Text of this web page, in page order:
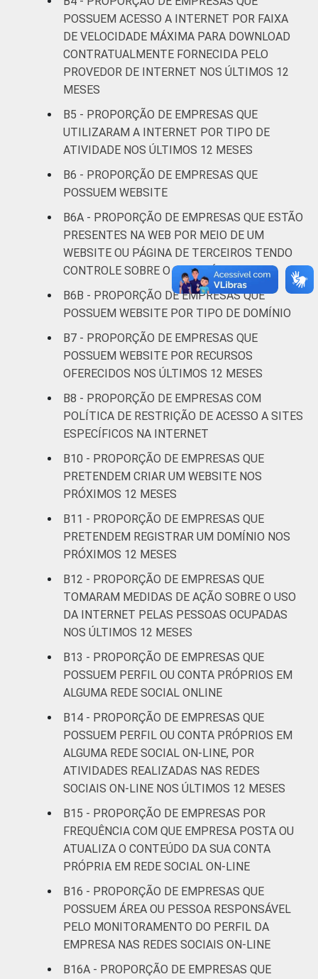
Alojamento e
alimentação
99 1
Informação e
Comunicação
100 0
Atividades
imobiliárias;
Atividades
científicas e
técnicas;
Atividades
administrativas
e serviços
complementares
Artes, cultura,
esporte e
recreação,
Outras
atividades de
99
* Base: 6929 empresas que declararam ter
acesso à Internet, com 10 ou mais pessoas
ocupadas, que constituem os seguintes
segmentos da CNAE 2.0 (C, F, G, H, I, J, L, M,
N, R e S). Respostas estimuladas. Dados
dezembro de 2015.
POSSUEM ACESSO A INTERNET POR FAIXA
DE VELOCIDADE MÁXIMA PARA DOWNLOAD
CONTRATUALMENTE FORNECIDA PELO
PROVEDOR DE INTERNET NOS ÚLTIMOS 12
MESES
B5 - PROPORÇÃO DE EMPRESAS QUE
UTILIZARAM A INTERNET POR TIPO DE
ATIVIDADE NOS ÚLTIMOS 12 MESES
B6 - PROPORÇÃO DE EMPRESAS QUE
POSSUEM WEBSITE
B6A - PROPORÇÃO DE EMPRESAS QUE ESTÃO
PRESENTES NA WEB POR MEIO DE UM
WEBSITE OU PÁGINA DE TERCEIROS TENDO
CONTROLE SOBRE O CONTEÚDO
B6B - PROPORÇÃO DE EMPRESAS QUE
POSSUEM WEBSITE POR TIPO DE DOMÍNIO
B7 - PROPORÇÃO DE EMPRESAS QUE
POSSUEM WEBSITE POR RECURSOS
OFERECIDOS NOS ÚLTIMOS 12 MESES
B8 - PROPORÇÃO DE EMPRESAS COM
POLÍTICA DE RESTRIÇÃO DE ACESSO A SITES
ESPECÍFICOS NA INTERNET
B10 - PROPORÇÃO DE EMPRESAS QUE
PRETENDEM CRIAR UM WEBSITE NOS
PRÓXIMOS 12 MESES
B11 - PROPORÇÃO DE EMPRESAS QUE
PRETENDEM REGISTRAR UM DOMÍNIO NOS
PRÓXIMOS 12 MESES
B12 - PROPORÇÃO DE EMPRESAS QUE
TOMARAM MEDIDAS DE AÇÃO SOBRE O USO
DA INTERNET PELAS PESSOAS OCUPADAS
NOS ÚLTIMOS 12 MESES
B13 - PROPORÇÃO DE EMPRESAS QUE
POSSUEM PERFIL OU CONTA PRÓPRIOS EM
ALGUMA REDE SOCIAL ONLINE
B14 - PROPORÇÃO DE EMPRESAS QUE
POSSUEM PERFIL OU CONTA PRÓPRIOS EM
ALGUMA REDE SOCIAL ON-LINE, POR
ATIVIDADES REALIZADAS NAS REDES
SOCIAIS ON-LINE NOS ÚLTIMOS 12 MESES
B15 - PROPORÇÃO DE EMPRESAS POR
FREQUÊNCIA COM QUE EMPRESA POSTA OU
ATUALIZA O CONTEÚDO DA SUA CONTA
PRÓPRIA EM REDE SOCIAL ON-LINE
B16 - PROPORÇÃO DE EMPRESAS QUE
POSSUEM ÁREA OU PESSOA RESPONSÁVEL
PELO MONITORAMENTO DO PERFIL DA
EMPRESA NAS REDES SOCIAIS ON-LINE
B16A - PROPORÇÃO DE EMPRESAS QUE